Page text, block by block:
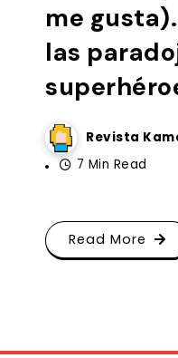
me
las
Revista
7 Min Read
Read More